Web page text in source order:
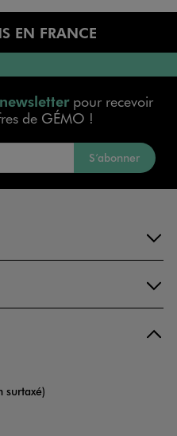
EN FRANCE
pour recevoir
de GÉMO !
S’abonner
surtaxé)